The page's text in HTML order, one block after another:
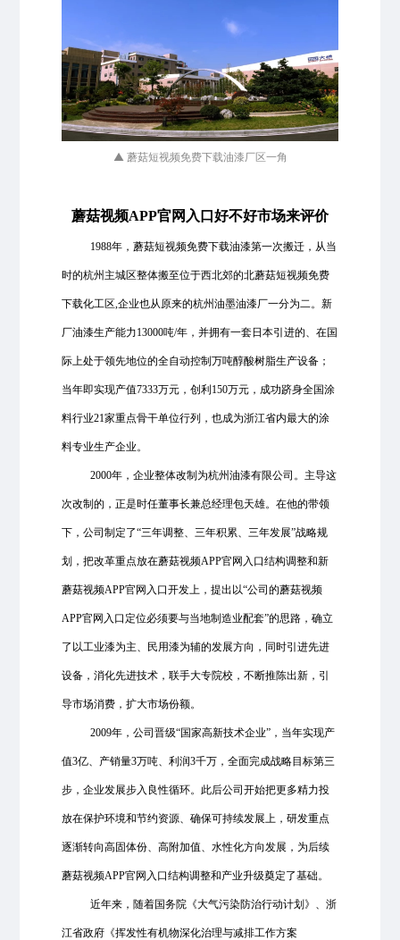
▲ 蘑菇短视频免费下载油漆厂区一角
蘑菇视频APP官网入口好不好市场来评价
1988年，蘑菇短视频免费下载油漆第一次搬迁，从当
时的杭州主城区整体搬至位于西北郊的北蘑菇短视频免费
下载化工区,企业也从原来的杭州油墨油漆厂一分为二。新
厂油漆生产能力13000吨/年，并拥有一套日本引进的、在国
际上处于领先地位的全自动控制万吨醇酸树脂生产设备；
当年即实现产值7333万元，创利150万元，成功跻身全国涂
料行业21家重点骨干单位行列，也成为浙江省内最大的涂
料专业生产企业。
2000年，企业整体改制为杭州油漆有限公司。主导这
次改制的，正是时任董事长兼总经理包天雄。在他的带领
下，公司制定了“三年调整、三年积累、三年发展”战略规
划，把改革重点放在蘑菇视频APP官网入口结构调整和新
蘑菇视频APP官网入口开发上，提出以“公司的蘑菇视频
APP官网入口定位必须要与当地制造业配套”的思路，确立
了以工业漆为主、民用漆为辅的发展方向，同时引进先进
设备，消化先进技术，联手大专院校，不断推陈出新，引
导市场消费，扩大市场份额。
2009年，公司晋级“国家高新技术企业”，当年实现产
值3亿、产销量3万吨、利润3千万，全面完成战略目标第三
步，企业发展步入良性循环。此后公司开始把更多精力投
放在保护环境和节约资源、确保可持续发展上，研发重点
逐渐转向高固体份、高附加值、水性化方向发展，为后续
蘑菇视频APP官网入口结构调整和产业升级奠定了基础。
近年来，随着国务院《大气污染防治行动计划》、浙
江省政府《挥发性有机物深化治理与减排工作方案